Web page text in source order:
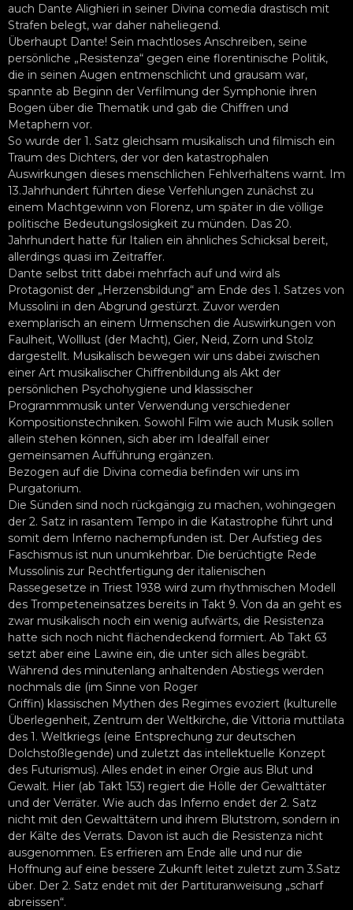
auch Dante Alighieri in seiner Divina comedia drastisch mit
Strafen belegt, war daher naheliegend.
Überhaupt Dante! Sein machtloses Anschreiben, seine
persönliche „Resistenza“ gegen eine florentinische Politik,
die in seinen Augen entmenschlicht und grausam war,
spannte ab Beginn der Verfilmung der Symphonie ihren
Bogen über die Thematik und gab die Chiffren und
Metaphern vor.
So wurde der 1. Satz gleichsam musikalisch und filmisch ein
Traum des Dichters, der vor den katastrophalen
Auswirkungen dieses menschlichen Fehlverhaltens warnt. Im
13.Jahrhundert führten diese Verfehlungen zunächst zu
einem Machtgewinn von Florenz, um später in die völlige
politische Bedeutungslosigkeit zu münden. Das 20.
Jahrhundert hatte für Italien ein ähnliches Schicksal bereit,
allerdings quasi im Zeitraffer.
Dante selbst tritt dabei mehrfach auf und wird als
Protagonist der „Herzensbildung“ am Ende des 1. Satzes von
Mussolini in den Abgrund gestürzt. Zuvor werden
exemplarisch an einem Urmenschen die Auswirkungen von
Faulheit, Wolllust (der Macht), Gier, Neid, Zorn und Stolz
dargestellt. Musikalisch bewegen wir uns dabei zwischen
einer Art musikalischer Chiffrenbildung als Akt der
persönlichen Psychohygiene und klassischer
Programmmusik unter Verwendung verschiedener
Kompositionstechniken. Sowohl Film wie auch Musik sollen
allein stehen können, sich aber im Idealfall einer
gemeinsamen Aufführung ergänzen.
Bezogen auf die Divina comedia befinden wir uns im
Purgatorium.
Die Sünden sind noch rückgängig zu machen, wohingegen
der 2. Satz in rasantem Tempo in die Katastrophe führt und
somit dem Inferno nachempfunden ist. Der Aufstieg des
Faschismus ist nun unumkehrbar. Die berüchtigte Rede
Mussolinis zur Rechtfertigung der italienischen
Rassegesetze in Triest 1938 wird zum rhythmischen Modell
des Trompeteneinsatzes bereits in Takt 9. Von da an geht es
zwar musikalisch noch ein wenig aufwärts, die Resistenza
hatte sich noch nicht flächendeckend formiert. Ab Takt 63
setzt aber eine Lawine ein, die unter sich alles begräbt.
Während des minutenlang anhaltenden Abstiegs werden
nochmals die (im Sinne von Roger
Griffin) klassischen Mythen des Regimes evoziert (kulturelle
Überlegenheit, Zentrum der Weltkirche, die Vittoria muttilata
des 1. Weltkriegs (eine Entsprechung zur deutschen
Dolchstoßlegende) und zuletzt das intellektuelle Konzept
des Futurismus). Alles endet in einer Orgie aus Blut und
Gewalt. Hier (ab Takt 153) regiert die Hölle der Gewalttäter
und der Verräter. Wie auch das Inferno endet der 2. Satz
nicht mit den Gewalttätern und ihrem Blutstrom, sondern in
der Kälte des Verrats. Davon ist auch die Resistenza nicht
ausgenommen. Es erfrieren am Ende alle und nur die
Hoffnung auf eine bessere Zukunft leitet zuletzt zum 3.Satz
über. Der 2. Satz endet mit der Partituranweisung „scharf
abreissen“.